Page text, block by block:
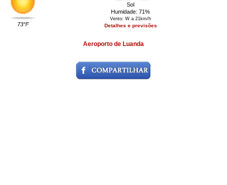
73°F
Sol
Humidade: 71%
Vento: W a 21km/h
Detalhes e previsões
Aeroporto de Luanda